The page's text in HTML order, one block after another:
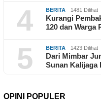
4 BERITA 1481 Dilihat
Kurangi
120 dan Warga
5 BERITA 1423 Dilihat
Dari Mimbar
Sunan
OPINI POPULER